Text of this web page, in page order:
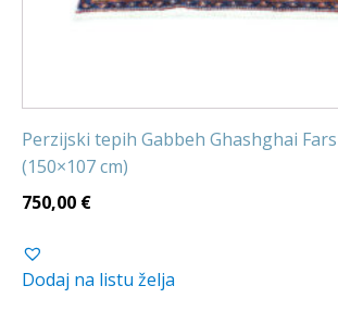
Perzijski tepih Gabbeh Ghashghai
(150×107 cm)
750,00 €
Dodaj na listu želja